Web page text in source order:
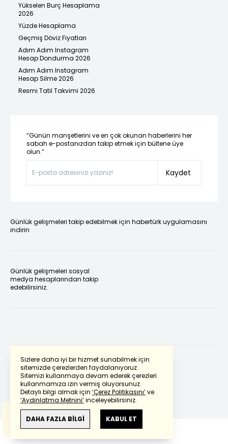
Sizlere daha iyi bir hizmet sunabilmek için
sitemizde çerezlerden faydalanıyoruz.
Sitemizi kullanmaya devam ederek çerezleri
kullanmamıza izin vermiş oluyorsunuz.
Detaylı bilgi almak için ‘Çerez Politikasını’ve
‘Aydınlatma Metnini’inceleyebilirsiniz.
DAHA FAZLA BİLGİ KABUL ET
Yükselen Burç Hesaplama
2026
Yüzde Hesaplama
Geçmiş Döviz Fiyatları
Adım Adım Instagram
Hesap Dondurma 2026
Adım Adım Instagram
Hesap Silme 2026
Resmi Tatil Takvimi 2026
“Günün manşetlerini ve en çok okunan haberlerini her
sabah e-postanızdan takip etmek için bültene üye
olun.”
Kaydet
Günlük gelişmeleri takip edebilmek için habertürk uygulamasını
indirin
Günlük gelişmeleri sosyal
medya hesaplarından takip
edebilirsiniz.
Powered by Translate
Bu çevirideGoogle Transletekullanılmıştır.
Anlam ve çeviri hatalarından
haberturk.com
sorumlu değildir.